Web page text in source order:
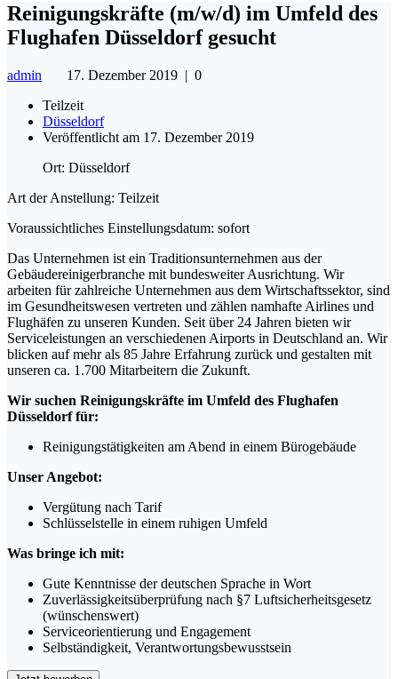
Reinigungskräfte (m/w/d) im Umfeld des
Flughafen Düsseldorf gesucht
admin 17. Dezember 2019 | 0
Teilzeit
Düsseldorf
Veröffentlicht am 17. Dezember 2019
Ort: Düsseldorf
Art der Anstellung: Teilzeit
Voraussichtliches Einstellungsdatum: sofort
Das Unternehmen ist ein Traditionsunternehmen aus der
Gebäudereinigerbranche mit bundesweiter Ausrichtung. Wir
arbeiten für zahlreiche Unternehmen aus dem Wirtschaftssektor, sind
im Gesundheitswesen vertreten und zählen namhafte Airlines und
Flughäfen zu unseren Kunden. Seit über 24 Jahren bieten wir
Serviceleistungen an verschiedenen Airports in Deutschland an. Wir
blicken auf mehr als 85 Jahre Erfahrung zurück und gestalten mit
unseren ca. 1.700 Mitarbeitern die Zukunft.
Wir suchen Reinigungskräfte im Umfeld des Flughafen
Düsseldorf für:
Reinigungstätigkeiten am Abend in einem Bürogebäude
Unser Angebot:
Vergütung nach Tarif
Schlüsselstelle in einem ruhigen Umfeld
Was bringe ich mit:
Gute Kenntnisse der deutschen Sprache in Wort
Zuverlässigkeitsüberprüfung nach §7 Luftsicherheitsgesetz
(wünschenswert)
Serviceorientierung und Engagement
Selbständigkeit, Verantwortungsbewusstsein